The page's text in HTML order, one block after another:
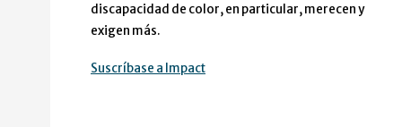
discapacidad de color, en particular, merecen y
exigen más.
Suscríbase a Impact